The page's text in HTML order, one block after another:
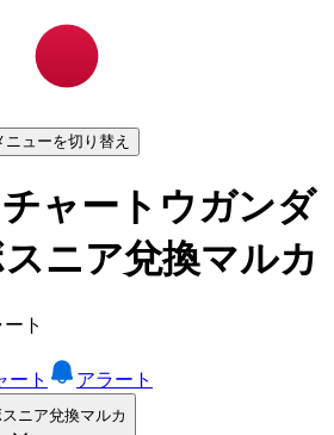
ニューを切り替え
ャートウガンダ
ニア兌換マルカ
ト
ート
アラート
スニア兌換マルカ